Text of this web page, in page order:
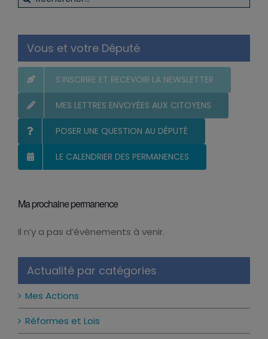
Rechercher:
Vous et votre Député
MES LETTRES ENVOYÉES AUX CITOYENS
LE CALENDRIER DES PERMANENCES
Actualité par catégories
Mes Actions
Réformes et Lois